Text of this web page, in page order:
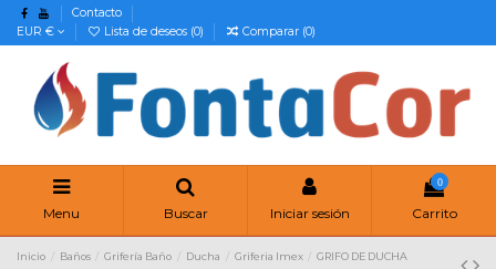
Contacto
EUR €
Lista de deseos (0) Comparar (0)
Menu Buscar Iniciar sesión
0
Carrito
Inicio Baños Grifería Baño Ducha Griferia Imex
GRIFO DE DUCHA